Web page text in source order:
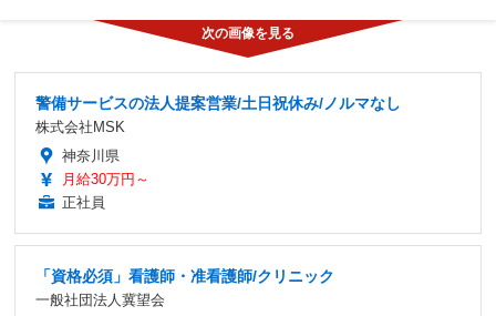
警備サービスの法人提案営業/土日祝休み/ノルマなし
株式会社MSK
神奈川県
月給30万円～
正社員
「資格必須」看護師・准看護師/クリニック
一般社団法人冀望会